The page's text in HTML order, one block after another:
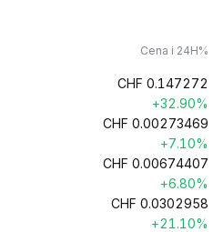
Cena i 24H%
CHF 0.147272
+32.90%
CHF 0.00273469
+7.10%
CHF 0.00674407
+6.80%
CHF 0.0302958
+21.10%